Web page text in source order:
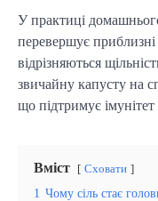
У практиці
перевершує приблизні
відрізняються
звичайну капусту на
що підтримує
Вміст Сховати
1 Чому сіль стає